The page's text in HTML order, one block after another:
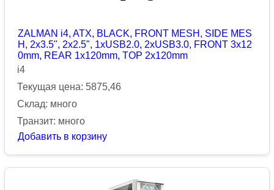
ZALMAN i4, ATX, BLACK, FRONT MESH, SIDE MES
H, 2x3.5", 2x2.5", 1xUSB2.0, 2xUSB3.0, FRONT 3x12
0mm, REAR 1x120mm, TOP 2x120mm
i4
Текущая цена: 5875,46
Склад: много
Транзит: много
Добавить в корзину